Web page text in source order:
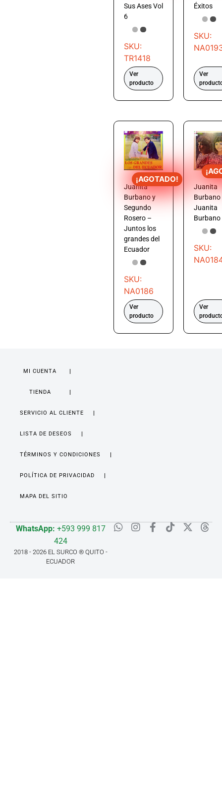
Sus Ases Vol
6
SKU:
TR1418
Ver
producto
Éxitos
SKU:
Ver
¡AGOTADO!
Juanita
Burbano y
Segundo
Rosero –
Juntos los
grandes del
Ecuador
SKU:
NA0186
Ver
producto
Juanita
Burbano
Juanita
Burbano
SKU:
Ver
MI CUENTA
TIENDA
SERVICIO AL CLIENTE
LISTA DE DESEOS
TÉRMINOS Y CONDICIONES
POLÍTICA DE PRIVACIDAD
MAPA DEL SITIO
WhatsApp: +593 999 817
424
2018 - 2026 EL SURCO ® QUITO -
ECUADOR